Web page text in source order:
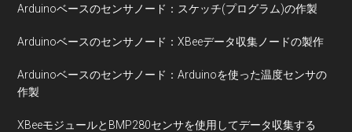
Arduinoベースのセンサノード：スケッチ(プログラム)の作製
Arduinoベースのセンサノード：XBeeデータ収集ノードの製作
Arduinoベースのセンサノード：Arduinoを使った温度センサの
作製
XBeeモジュールとBMP280センサを使用してデータ収集する